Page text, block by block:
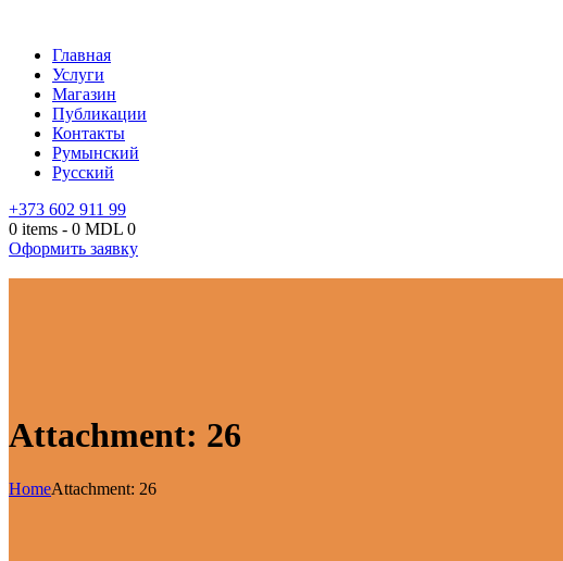
Главная
Услуги
Магазин
Публикации
Контакты
Румынский
Русский
+373 602 911 99
0 items - 0 MDL 0
Оформить заявку
Attachment: 26
HomeAttachment: 26